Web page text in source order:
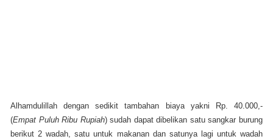
Alhamdulillah dengan sedikit tambahan biaya yakni Rp. 40.000,-
(Empat Puluh Ribu Rupiah) sudah dapat dibelikan satu sangkar burung
berikut 2 wadah, satu untuk makanan dan satunya lagi untuk wadah